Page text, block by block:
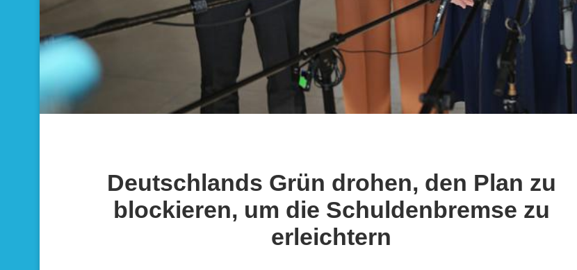
Deutschlands Grün drohen, den Plan zu
blockieren, um die Schuldenbremse zu
erleichtern